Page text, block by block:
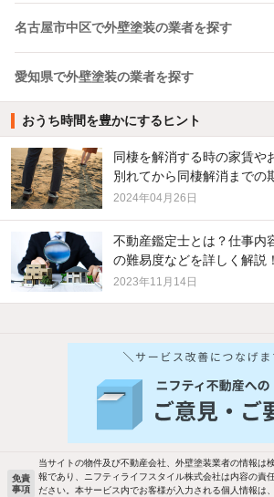
名古屋市中区で外壁塗装の業者を探す
愛知県で外壁塗装の業者を探す
おうち時間を豊かにするヒント
同棲を解消する時の家賃や
別れてから同棲解消までの
2024年04月26日
不動産鑑定士とは？仕事内
の難易度などを詳しく解説！
2023年11月14日
免責
事項
当サイトの物件及び不動産会社、外壁塗装業者の情報は
報であり、ニフティライフスタイル株式会社は内容の責
ださい。本サービス内でお客様が入力される個人情報は